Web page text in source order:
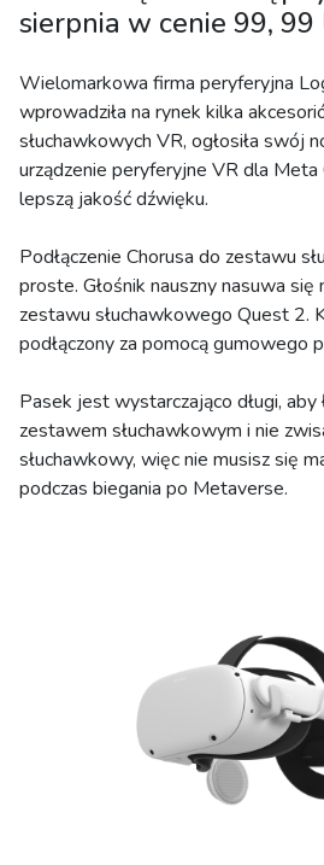
sierpnia w cenie 99, 99
Wielomarkowa firma peryferyjna
wprowadziła na rynek kilka
słuchawkowych VR, ogłosiła swój
urządzenie peryferyjne VR dla
lepszą jakość dźwięku.
Podłączenie Chorusa do zestawu
proste. Głośnik nauszny nasuwa
zestawu słuchawkowego Quest 2.
podłączony za pomocą gumowego
Pasek jest wystarczająco długi, aby
zestawem słuchawkowym i nie
słuchawkowy, więc nie musisz się
podczas biegania po Metaverse.